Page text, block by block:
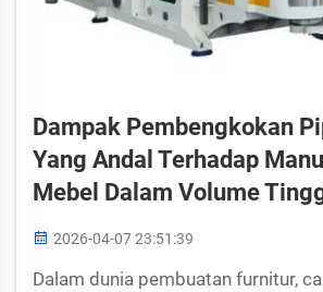
Dampak Pembengkokan
Yang Andal Terhadap
Mebel Dalam Volume
2026-04-07 23:51:39
Dalam dunia pembuatan furnitur,